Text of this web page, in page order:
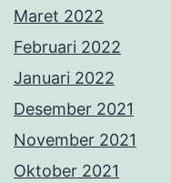
Maret 2022
Februari 2022
Januari 2022
Desember 2021
November 2021
Oktober 2021